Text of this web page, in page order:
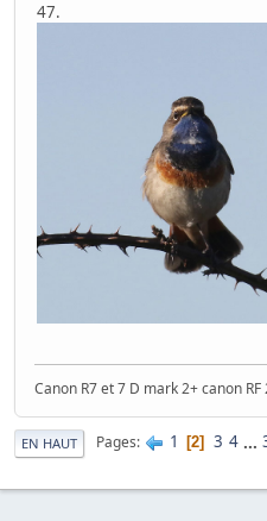
47.
Canon R7 et 7 D mark 2+ canon
EN HAUT Pages 1 2 3 4 ...